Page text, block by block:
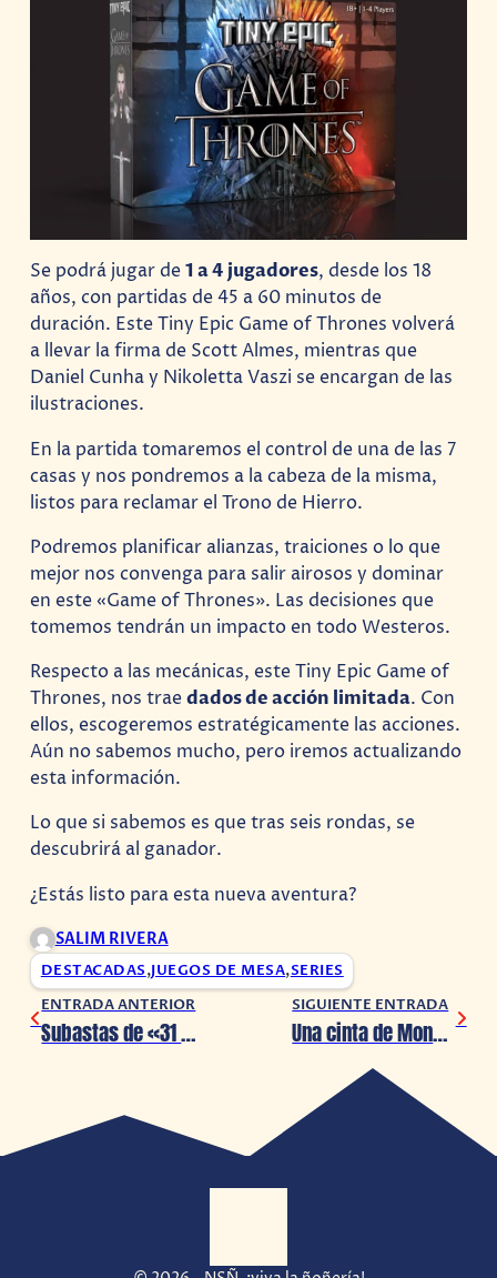
Se podrá jugar de1 a 4 jugadores, desde los 18
años, con partidas de 45 a 60 minutos de
duración. Este Tiny Epic Game of Thrones volverá
a llevar la firma de Scott Almes, mientras que
Daniel Cunha y Nikoletta Vaszi se encargan de las
ilustraciones.
En la partida tomaremos el control de una de las 7
casas y nos pondremos a la cabeza de la misma,
listos para reclamar el Trono de Hierro.
Podremos planificar alianzas, traiciones o lo que
mejor nos convenga para salir airosos y dominar
en este «Game of Thrones». Las decisiones que
tomemos tendrán un impacto en todo Westeros.
Respecto a las mecánicas, este Tiny Epic Game of
Thrones, nos traedados de acción limitada. Con
ellos, escogeremos estratégicamente las acciones.
Aún no sabemos mucho, pero iremos actualizando
esta información.
Lo que si sabemos es que tras seis rondas, se
descubrirá al ganador.
¿Estás listo para esta nueva aventura?
SALIM RIVERA
DESTACADAS,JUEGOS DE MESA,SERIES
ENTRADA ANTERIOR
Subastas de «31 Minutos» llegan a tu mesa
SIGUIENTE ENTRADA
Una cinta de Monopoly ya estaría en desarrollo